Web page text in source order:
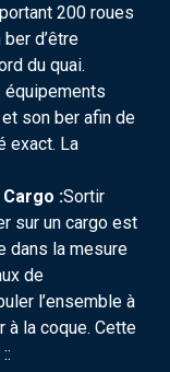
200 roues
d’être
du quai.
équipements
son ber afin de
exact. La
:Sortir
sur un cargo est
dans la mesure
de
l’ensemble à
à la coque. Cette